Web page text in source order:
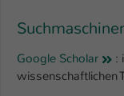
Google Scholar
:
wissenschaftlichen